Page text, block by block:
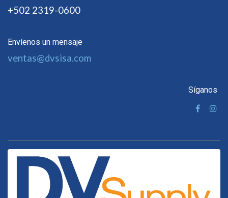
+502 2319-0600
Envíenos un mensaje
ventas@dvsisa.com
Síganos